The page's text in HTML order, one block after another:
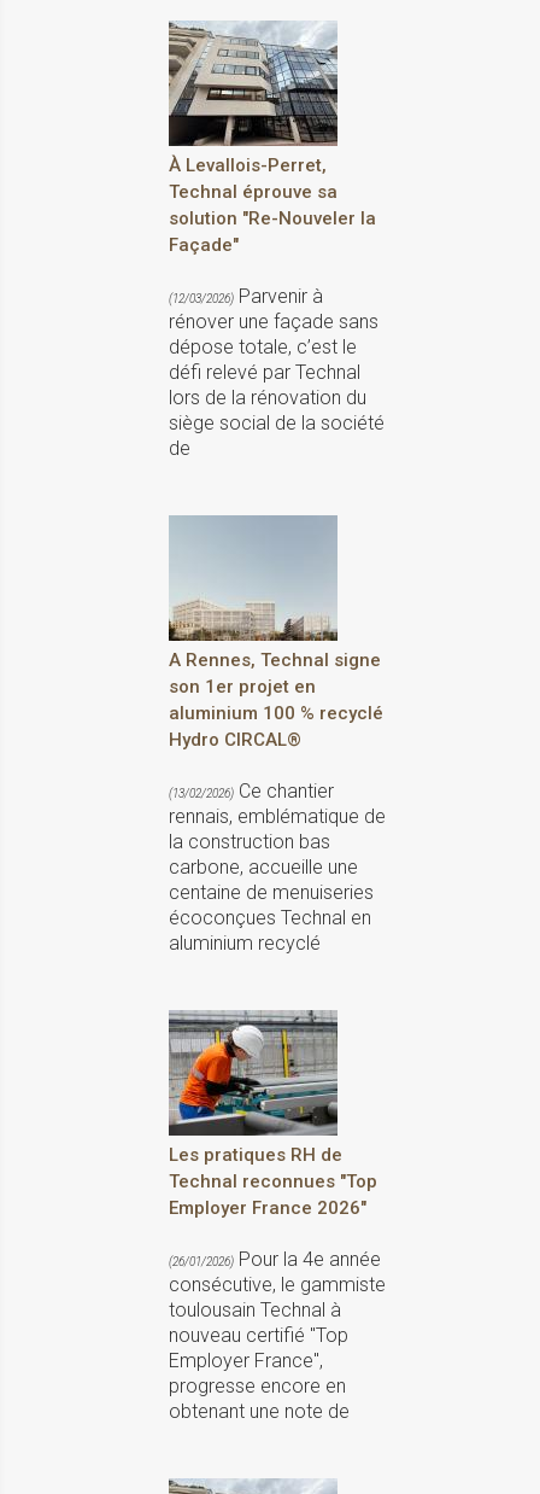
À Levallois-Perret,
Technal éprouve sa
solution "Re-Nouveler la
Façade"
(12/03/2026) Parvenir à
rénover une façade sans
dépose totale, c’est le
défi relevé par Technal
lors de la rénovation du
siège social de la société
de
A Rennes, Technal signe
son 1er projet en
aluminium 100 % recyclé
Hydro CIRCAL®
(13/02/2026) Ce chantier
rennais, emblématique de
la construction bas
carbone, accueille une
centaine de menuiseries
écoconçues Technal en
aluminium recyclé
Les pratiques RH de
Technal reconnues "Top
Employer France 2026"
(26/01/2026) Pour la 4e année
consécutive, le gammiste
toulousain Technal à
nouveau certifié "Top
Employer France",
progresse encore en
obtenant une note de